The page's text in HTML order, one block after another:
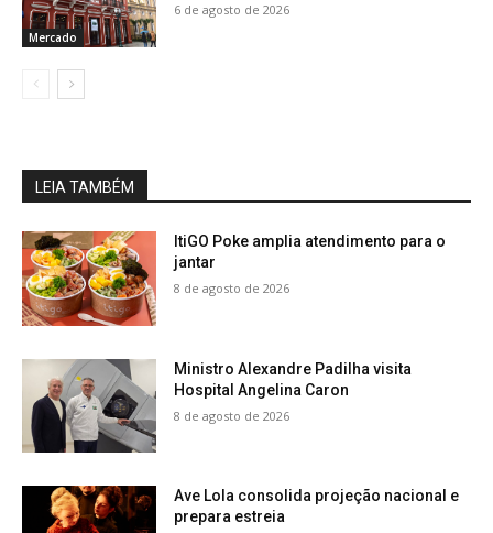
Mercado
6 de agosto de 2026
LEIA TAMBÉM
ItiGO Poke amplia atendimento para o
jantar
8 de agosto de 2026
Ministro Alexandre Padilha visita
Hospital Angelina Caron
8 de agosto de 2026
Ave Lola consolida projeção nacional e
prepara estreia